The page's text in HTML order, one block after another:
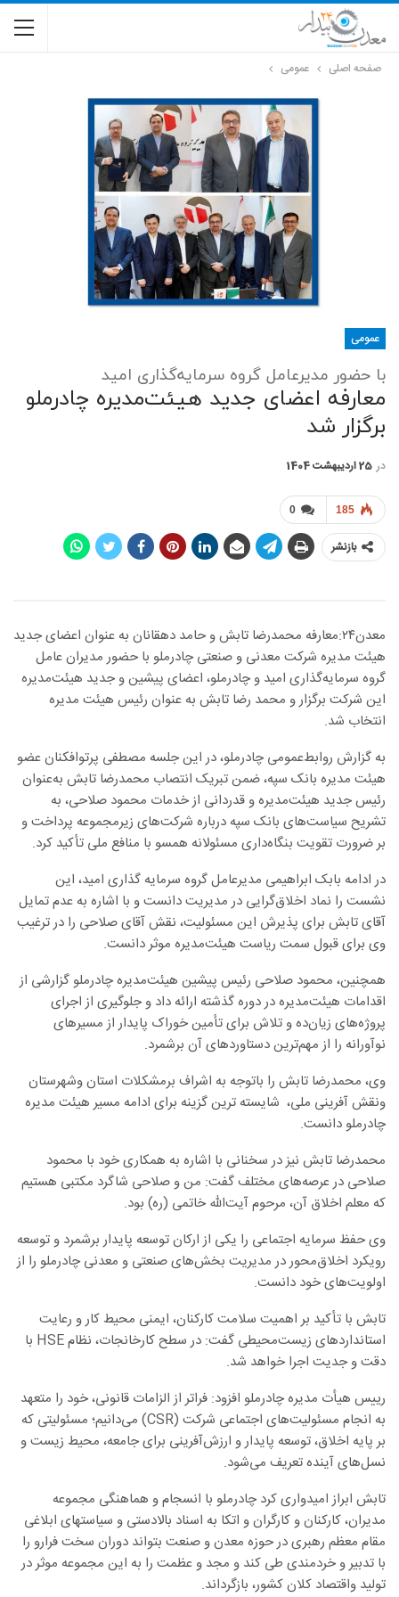
صفحه اصلی عمومی
عمومی
با حضور مدیرعامل گروه سرمایه‌گذاری امید
معارفه اعضای جدید هیئت‌مدیره چادرملو
برگزار شد
در 25 اردیبهشت 1404
0 185
بازنشر
معدن۲۴:معارفه محمدرضا تابش و حامد دهقانان به عنوان اعضای جدید
هیئت ‌مدیره شرکت معدنی و صنعتی چادرملو با حضور مدیران عامل
گروه سرمایه‌گذاری امید و چادرملو، اعضای پیشین و جدید هیئت‌مدیره
این شرکت برگزار و محمد رضا تابش به عنوان رئیس هیئت مدیره
انتخاب شد.
به گزارش روابط‌عمومی چادرملو، در این جلسه مصطفی پرتوافکنان عضو
هیئت‌ مدیره بانک سپه، ضمن تبریک انتصاب محمدرضا تابش به‌عنوان
رئیس جدید هیئت‌مدیره و قدردانی از خدمات محمود صلاحی، به
تشریح سیاست‌های بانک سپه درباره شرکت‌های زیرمجموعه پرداخت و
بر ضرورت تقویت بنگاه‌داری مسئولانه همسو با منافع ملی تأکید کرد.
در ادامه بابک ابراهیمی مدیرعامل گروه سرمایه گذاری امید، این
نشست را نماد اخلاق‌گرایی در مدیریت دانست و با اشاره به عدم تمایل
آقای تابش برای پذیرش این مسئولیت، نقش آقای صلاحی را در ترغیب
وی برای قبول سمت ریاست هیئت‌مدیره موثر دانست.
همچنین، محمود صلاحی رئیس پیشین هیئت‌مدیره چادرملو گزارشی از
اقدامات هیئت‌مدیره در دوره گذشته ارائه داد و جلوگیری از اجرای
پروژه‌های زیان‌ده و تلاش برای تأمین خوراک پایدار از مسیرهای
نوآورانه را از مهم‌ترین دستاوردهای آن برشمرد.
وی، محمدرضا تابش را باتوجه به اشراف برمشکلات استان وشهرستان
ونقش آفرینی ملی، شایسته ترین گزینه برای ادامه مسیر هیئت‌ مدیره
چادرملو دانست.
محمدرضا تابش نیز در سخنانی با اشاره به همکاری خود با محمود
صلاحی در عرصه‌های مختلف گفت: من و صلاحی شاگرد مکتبی هستیم
که معلم اخلاق آن، مرحوم آیت‌الله خاتمی (ره) بود.
وی حفظ سرمایه اجتماعی را یکی از ارکان توسعه پایدار برشمرد و توسعه
رویکرد اخلاق‌محور در مدیریت بخش‌های صنعتی و معدنی چادرملو را از
اولویت‌های خود دانست.
تابش با تأکید بر اهمیت سلامت کارکنان، ایمنی محیط کار و رعایت
استانداردهای زیست‌محیطی گفت: در سطح کارخانجات، نظام HSE با
دقت و جدیت اجرا خواهد شد.
رییس هیأت مدیره چادرملو افزود: فراتر از الزامات قانونی، خود را متعهد
به انجام مسئولیت‌های اجتماعی شرکت (CSR) می‌دانیم؛ مسئولیتی که
بر پایه اخلاق، توسعه پایدار و ارزش‌آفرینی برای جامعه، محیط زیست و
نسل‌های آینده تعریف می‌‌شود.
تابش ابراز امیدواری کرد چادرملو با انسجام و هماهنگی مجموعه
مدیران، کارکنان و کارگران و اتکا به اسناد بالادستی و سیاستهای ابلاغی
مقام معظم رهبری در حوزه معدن و صنعت بتواند دوران سخت فرارو را
با تدبیر و خردمندی طی کند و مجد و عظمت را به این مجموعه موثر در
تولید واقتصاد کلان کشور، بازگرداند.